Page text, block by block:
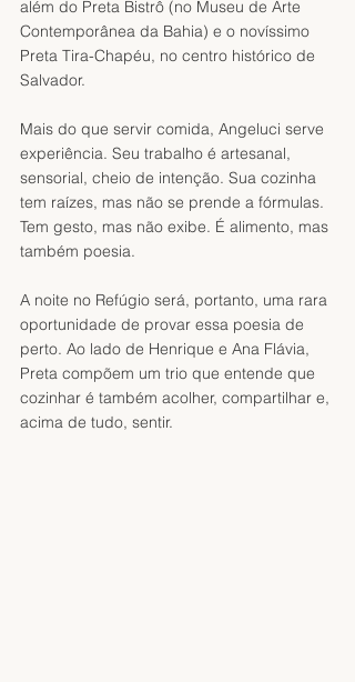
além do Preta Bistrô (no Museu de Arte
Contemporânea da Bahia) e o novíssimo
Preta Tira-Chapéu, no centro histórico de
Salvador.
Mais do que servir comida, Angeluci serve
experiência. Seu trabalho é artesanal,
sensorial, cheio de intenção. Sua cozinha
tem raízes, mas não se prende a fórmulas.
Tem gesto, mas não exibe. É alimento, mas
também poesia.
A noite no Refúgio será, portanto, uma rara
oportunidade de provar essa poesia de
perto. Ao lado de Henrique e Ana Flávia,
Preta compõem um trio que entende que
cozinhar é também acolher, compartilhar e,
acima de tudo, sentir.